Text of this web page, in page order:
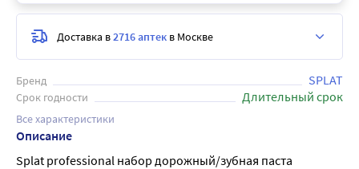
Бренд SPLAT
Срок годности Длительный срок
Все характеристики
Описание
Splat professional набор дорожный/зубная паста
Доставка в2716 аптек в Москве